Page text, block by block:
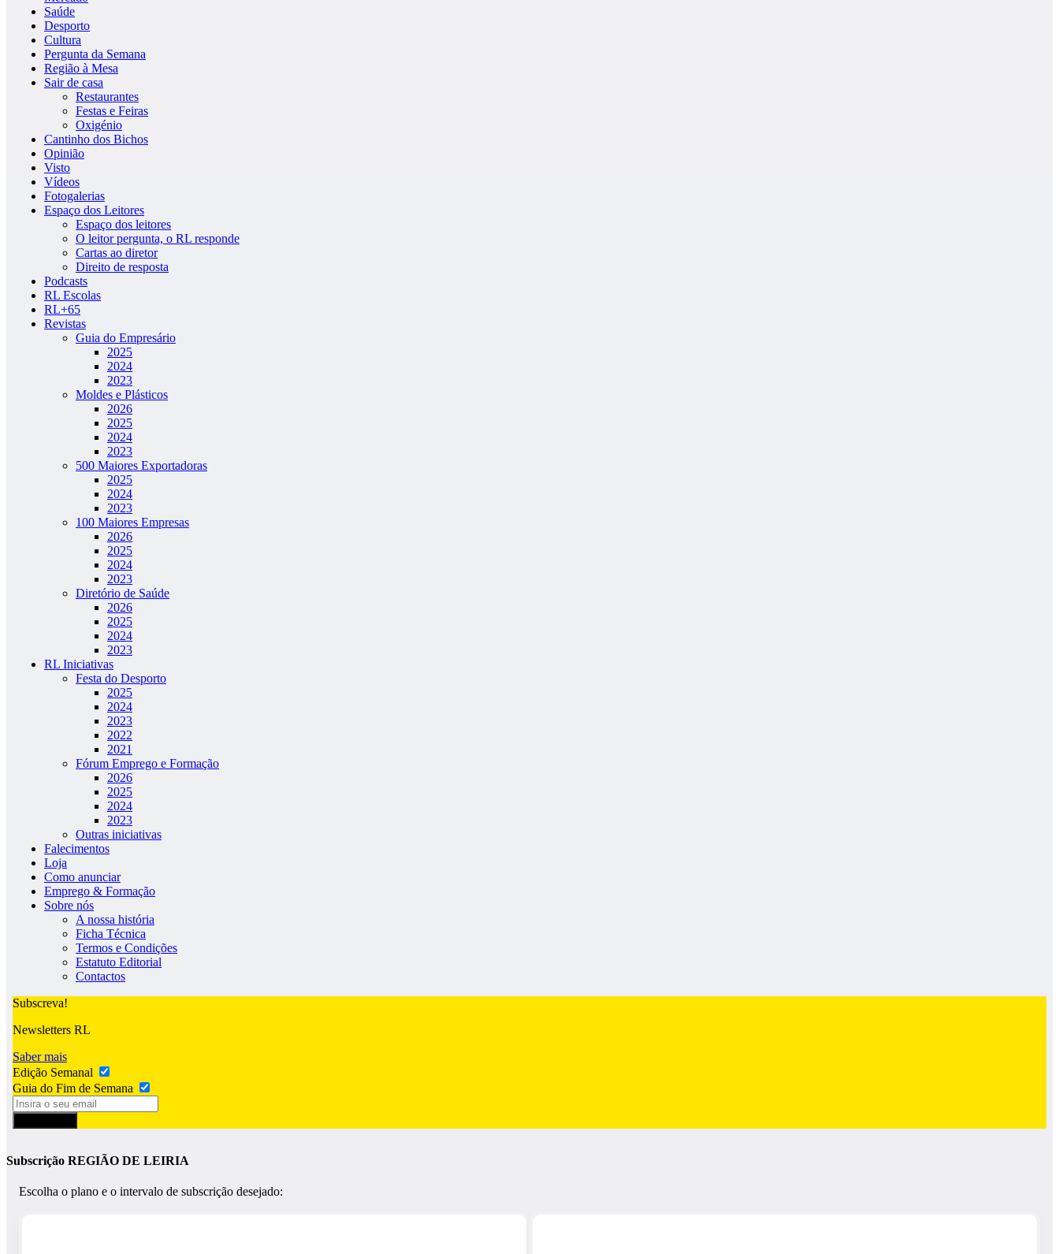
Saúde
Desporto
Cultura
Pergunta da Semana
Região à Mesa
Sair de casa
Restaurantes
Festas e Feiras
Oxigénio
Cantinho dos Bichos
Opinião
Visto
Vídeos
Fotogalerias
Espaço dos Leitores
Espaço dos leitores
O leitor pergunta, o RL responde
Cartas ao diretor
Direito de resposta
Podcasts
RL Escolas
RL+65
Revistas
Guia do Empresário
2025
2024
2023
Moldes e Plásticos
2026
2025
2024
2023
500 Maiores Exportadoras
2025
2024
2023
100 Maiores Empresas
2026
2025
2024
2023
Diretório de Saúde
2026
2025
2024
2023
RL Iniciativas
Festa do Desporto
2025
2024
2023
2022
2021
Fórum Emprego e Formação
2026
2025
2024
2023
Outras iniciativas
Falecimentos
Loja
Como anunciar
Emprego & Formação
Sobre nós
A nossa história
Ficha Técnica
Termos e Condições
Estatuto Editorial
Contactos
Subscreva!
Newsletters RL
Saber mais
Edição Semanal
Guia do Fim de Semana
Subscrição REGIÃO DE LEIRIA
Escolha o plano e o intervalo de subscrição desejado: